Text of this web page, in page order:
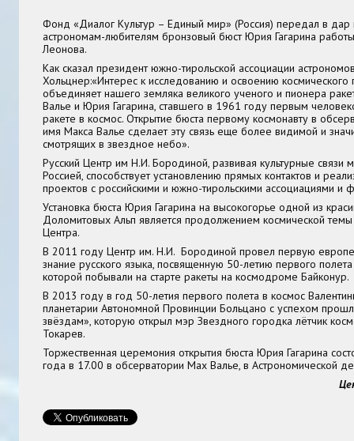
Фонд «Диалог Культур – Единый мир» (Россия) передал в дар
астрономам-любителям бронзовый бюст Юрия Гагарина
Леонова.
Как сказал президент южно-тирольской ассоциации
Хольцнер:«Интерес к исследованию и освоению космического
объединяет нашего земляка великого ученого и пионера
Валье и Юрия Гагарина, ставшего в 1961 году первым
ракете в космос. Открытие бюста первому космонавту в
имя Макса Валье сделает эту связь еще более видимой и
смотрящих в звездное небо».
Русский Центр им Н.И. Бородиной, развивая культурные связи
Россией, способствует установлению прямых контактов и
проектов с российскими и южно-тирольскими ассоциациями и
Установка бюста Юрия Гагарина на высокогорье одной из
Доломитовых Альп является продолжением космической темы
Центра.
В 2011 году Центр им. Н.И. Бородиной провел первую
знание русского языка, посвященную 50-летию первого
которой побывали на старте ракеты на космодроме Байконур.
В 2013 году в год 50-летия первого полета в космос
планетарии Автономной Провинции Больцано с успехом
звёздам», которую открыл мэр Звездного городка лётчик
Токарев.
Торжественная церемония открытия бюста Юрия Гагарина
года в 17.00 в обсерватории Мах Валье, в Астрономической